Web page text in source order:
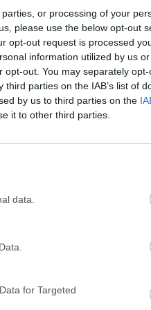
or processing of your
please use the below opt-out
opt-out request is processed
information utilized by us
out. You may separately
parties on the IAB’s list of
by us to third parties on the
it to other third parties.
data.
for Targeted
de Windows PC al
teclado y ratón
y Personalización